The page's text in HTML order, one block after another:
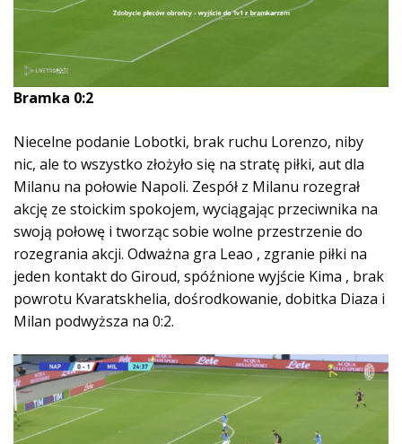
Bramka 0:2
Niecelne podanie Lobotki, brak ruchu Lorenzo, niby
nic, ale to wszystko złożyło się na stratę piłki, aut dla
Milanu na połowie Napoli. Zespół z Milanu rozegrał
akcję ze stoickim spokojem, wyciągając przeciwnika na
swoją połowę i tworząc sobie wolne przestrzenie do
rozegrania akcji. Odważna gra Leao , zgranie piłki na
jeden kontakt do Giroud, spóźnione wyjście Kima , brak
powrotu Kvaratskhelia, dośrodkowanie, dobitka Diaza i
Milan podwyższa na 0:2.